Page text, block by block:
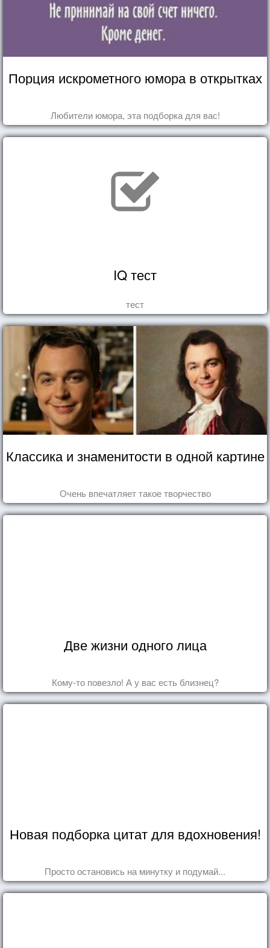
Порция искрометного юмора в открытках
Любители юмора, эта подборка для вас!
IQ тест
тест
Классика и знаменитости в одной картине
Очень впечатляет такое творчество
Две жизни одного лица
Кому-то повезло! А у вас есть близнец?
Новая подборка цитат для вдохновения!
Просто остановись на минутку и подумай...